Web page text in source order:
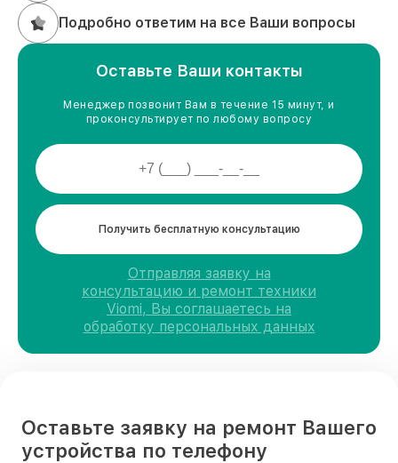
Подробно ответим на все Ваши вопросы
Оставьте Ваши контакты
Менеджер позвонит Вам в течение 15 минут, и
проконсультирует по любому вопросу
Получить бесплатную консультацию
Отправляя заявку на
консультацию и ремонт техники
Viomi, Вы соглашаетесь на
обработку персональных данных
Оставьте заявку на ремонт Вашего
устройства по телефону